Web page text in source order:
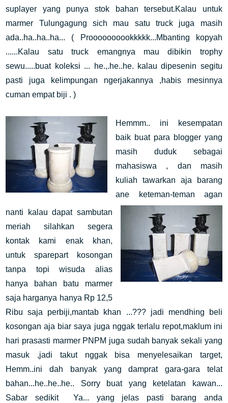
suplayer yang punya stok bahan tersebut.Kalau untuk
marmer Tulungagung sich mau satu truck juga masih
ada..ha..ha..ha... ( Proooooooookkkkk...Mbanting kopyah
......Kalau satu truck emangnya mau dibikin trophy
sewu.....buat koleksi ... he.,.he..he. kalau dipesenin segitu
pasti juga kelimpungan ngerjakannya ,habis mesinnya
cuman empat biji . )
Hemmm.. ini kesempatan
baik buat para blogger yang
masih duduk sebagai
mahasiswa , dan masih
kuliah tawarkan aja barang
ane keteman-teman agan
nanti kalau dapat sambutan
meriah silahkan segera
kontak kami enak khan,
untuk sparepart kosongan
tanpa topi wisuda alias
hanya bahan batu marmer
saja harganya hanya Rp 12,5
Ribu saja perbiji,mantab khan ...??? jadi mendhing beli
kosongan aja biar saya juga nggak terlalu repot,maklum ini
hari prasasti marmer PNPM juga sudah banyak sekali yang
masuk ,jadi takut nggak bisa menyelesaikan target,
Hemm..ini dah banyak yang damprat gara-gara telat
bahan...he..he..he.. Sorry buat yang ketelatan kawan...
Sabar sedikit Ya... yang jelas pasti barang anda